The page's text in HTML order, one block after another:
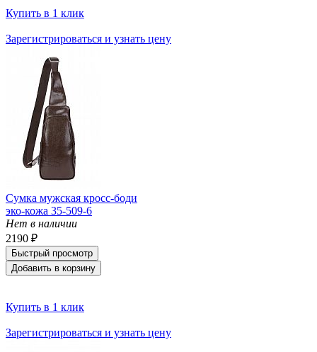
Купить в 1 клик
Зарегистрироваться и узнать цену
Сумка мужская кросс-боди
эко-кожа 35-509-6
Нет в наличии
2190 ₽
Быстрый просмотр
Добавить в корзину
Купить в 1 клик
Зарегистрироваться и узнать цену